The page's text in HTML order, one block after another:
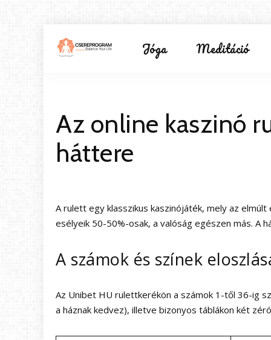
Jóga Meditáció
Az online kaszinó
háttere
A rulett egy klasszikus kaszinójáték, mely az
esélyeik 50-50%-osak, a valóság egészen más. A
A számok és színek
Az Unibet HU rulettkerékön a számok 1-től 36-ig
a háznak kedvez), illetve bizonyos táblákon két